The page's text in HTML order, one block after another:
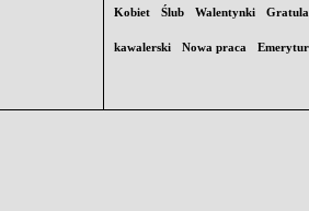
Kobiet Ślub Walentynki
kawalerski Nowa praca